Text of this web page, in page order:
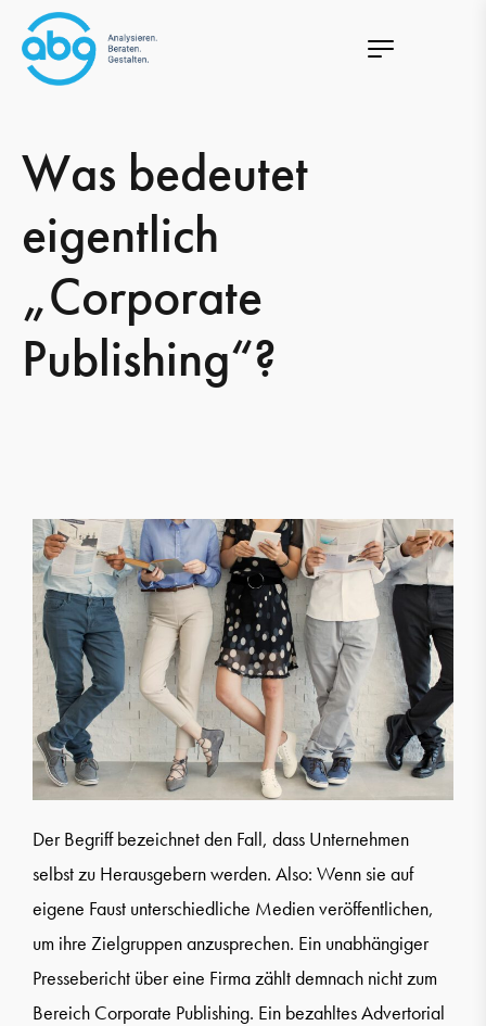
Was bedeutet
eigentlich
„Corporate
Publishing“?
Der Begriff bezeichnet den Fall, dass Unternehmen
selbst zu Herausgebern werden. Also: Wenn sie auf
eigene Faust unterschiedliche Medien veröffentlichen,
um ihre Zielgruppen anzusprechen. Ein unabhängiger
Pressebericht über eine Firma zählt demnach nicht zum
Bereich Corporate Publishing. Ein bezahltes Advertorial